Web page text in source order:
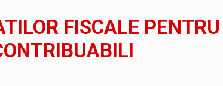
Demand
FISCALE